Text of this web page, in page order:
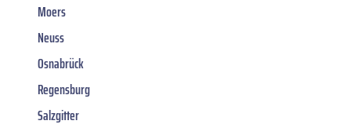
Moers
Neuss
Osnabrück
Regensburg
Salzgitter